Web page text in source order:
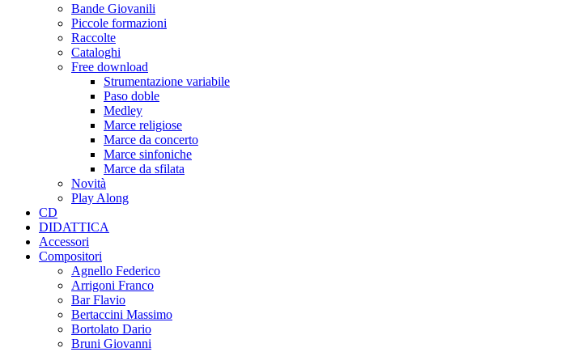
Bande Giovanili
Piccole formazioni
Raccolte
Cataloghi
Free download
Strumentazione variabile
Paso doble
Medley
Marce religiose
Marce da concerto
Marce sinfoniche
Marce da sfilata
Novità
Play Along
CD
DIDATTICA
Accessori
Compositori
Agnello Federico
Arrigoni Franco
Bar Flavio
Bertaccini Massimo
Bortolato Dario
Bruni Giovanni